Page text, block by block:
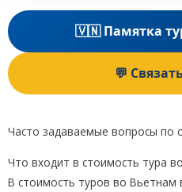
🇻🇳 Памятка
💬
Часто задаваемые вопросы по
Что входит в стоимость тура
В стоимость туров во Вьетнам